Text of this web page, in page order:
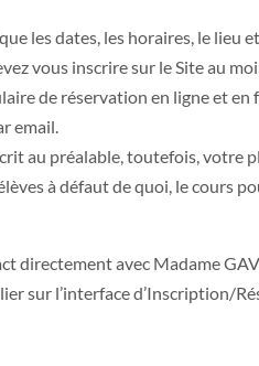
les dates, les horaires, le lieu
vous inscrire sur le Site au
de réservation en ligne et
email.
au préalable, toutefois, votre
à défaut de quoi, le cours
directement avec Madame
sur l’interface d’Inscription/